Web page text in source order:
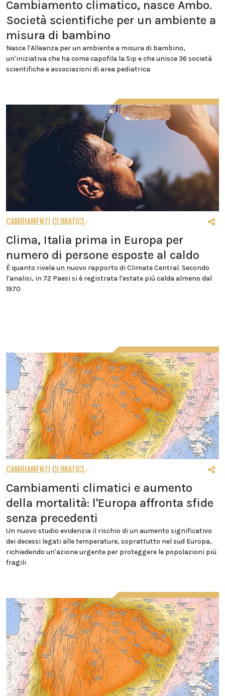
Cambiamento climatico, nasce Ambo.
Società scientifiche per un ambiente a
misura di bambino
Nasce l'Alleanza per un ambiente a misura di bambino,
un'iniziativa che ha come capofila la Sip e che unisce 36 società
scientifiche e associazioni di area pediatrica
CAMBIAMENTI CLIMATICI
Clima, Italia prima in Europa per
numero di persone esposte al caldo
È quanto rivela un nuovo rapporto di Climate Central. Secondo
l'analisi, in 72 Paesi si è registrata l'estate più calda almeno dal
1970
CAMBIAMENTI CLIMATICI
Cambiamenti climatici e aumento
della mortalità: l'Europa affronta sfide
senza precedenti
Un nuovo studio evidenzia il rischio di un aumento significativo
dei decessi legati alle temperature, soprattutto nel sud Europa,
richiedendo un'azione urgente per proteggere le popolazioni più
fragili